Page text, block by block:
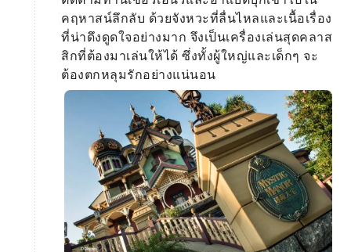
คฤหาสน์ลึกลับ ด้วยจังหวะที่ลื่นไหลและเนื้อเรื่อง
ที่น่าดึงดูดใจอย่างมาก จึงเป็นเครื่องเล่นสุดคลาส
สิกที่ต้องมาเล่นให้ได้ ซึ่งทั้งผู้ใหญ่และเด็กๆ จะ
ต้องตกหลุมรักอย่างแน่นอน